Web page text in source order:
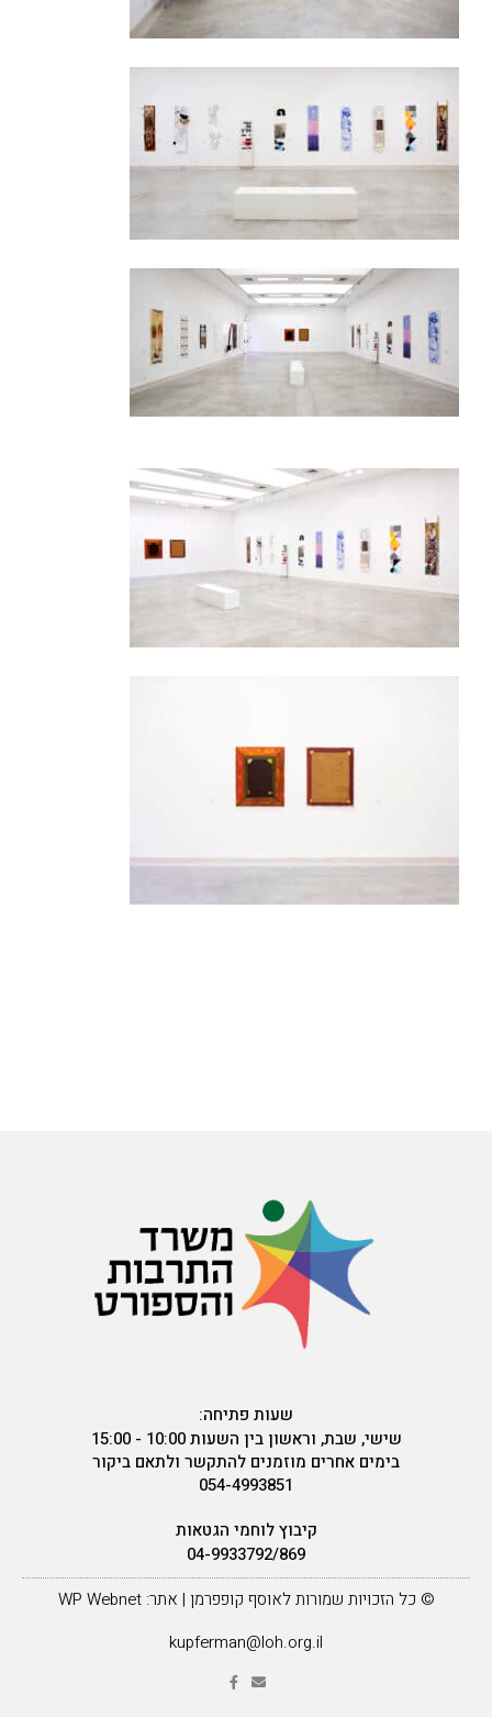
שעות פתיחה:
שישי, שבת, וראשון בין השעות 10:00 - 15:00
בימים אחרים מוזמנים להתקשר ולתאם ביקור
054-4993851
קיבוץ לוחמי הגטאות
04-9933792/869
© כל הזכויות שמורות לאוסף קופפרמן | אתר: WP Webnet
kupferman@loh.org.il